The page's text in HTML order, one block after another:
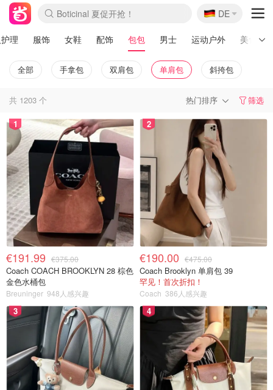
4折！lulu周四疯狂上新
还没结束！&OtherStories大促
Joybuy变相75折 随时失效
速领！Stanley独家85折
疑似霸哥！Camper额外叠85折
Zalando 奥莱闪促！每日更新
Moncler反季囤！5折起+叠9折
Coach Brooklyn仅€192
🇩🇪
DE
理 服饰 女鞋 配饰 包包 男士 运动户外 美食
全部 手拿包 双肩包 单肩包 斜挎包
共 1203 个 热门排序 筛选
1
€191.99 €375.00
Coach COACH BROOKLYN 28 棕色
金色水桶包
Breuninger 948人感兴趣
2
€190.00 €475.00
Coach Brooklyn 单肩包 39
罕见！首次折扣！
Coach 386人感兴趣
3 4